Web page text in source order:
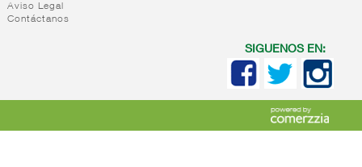
Aviso Legal
Contáctanos
SIGUENOS EN: